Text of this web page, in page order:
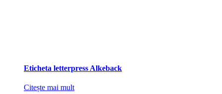
Eticheta letterpress Alkeback
Citește mai mult